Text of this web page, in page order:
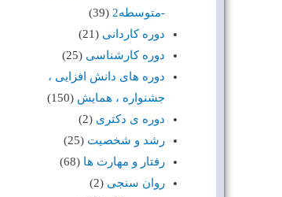
-متوسطه2
(39)
دوره کاردانی (21)
دوره کارشناسی (25)
دوره های دانش افزایی ،
جشنواره ، همایش (150)
دوره ی دکتری (2)
رشد و شخصیت (25)
رفتار و مهارت ها (68)
روان سنجی (2)